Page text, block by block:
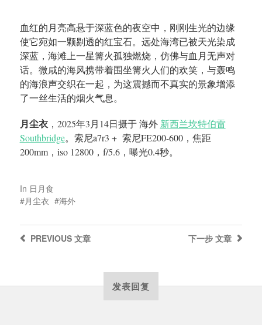
血红的月亮高悬于深蓝色的夜空中，刚刚生光的边缘
使它宛如一颗剔透的红宝石。远处海湾已被天光染成
深蓝，海滩上一星篝火孤独燃烧，仿佛与血月无声对
话。微咸的海风携带着围坐篝火人们的欢笑，与轰鸣
的海浪声交织在一起，为这震撼而不真实的景象增添
了一丝生活的烟火气息。
月尘衣，2025年3月14日摄于 海外 新西兰坎特伯雷
Southbridge。索尼a7r3 + 索尼FE200-600，焦距
200mm，iso 12800，f/5.6，曝光0.4秒。
In 日月食
月尘衣
海外
下一步 文章
PREVIOUS文章
发表回复